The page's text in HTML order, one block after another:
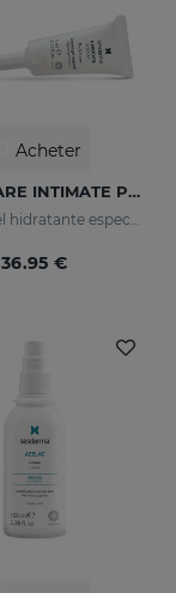
Acheter
NANOCARE INTIMATE PERFECT CARE8*5ML
Crema-gel hidratante especialmente indicado para la sequedad vaginal
36.95 €